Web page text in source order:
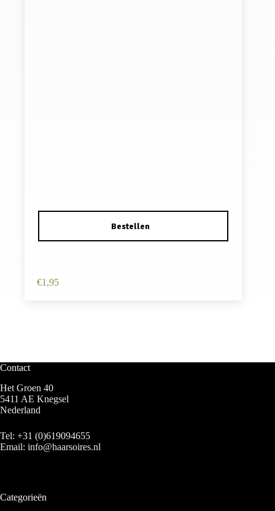
€1,95
Contact
Het Groen 40
5411 AE Knegsel
Nederland
Tel: +31 (0)619094655
Email: info@haarsoires.nl
Categorieën